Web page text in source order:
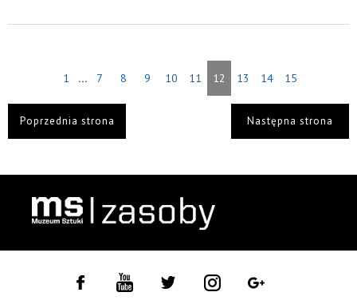
1 ... 7 8 9 10 11 12 13 14 15
Poprzednia strona Następna strona